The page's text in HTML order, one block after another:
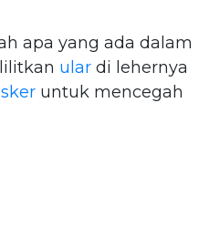
apa yang ada dalam
ular di lehernya
untuk mencegah